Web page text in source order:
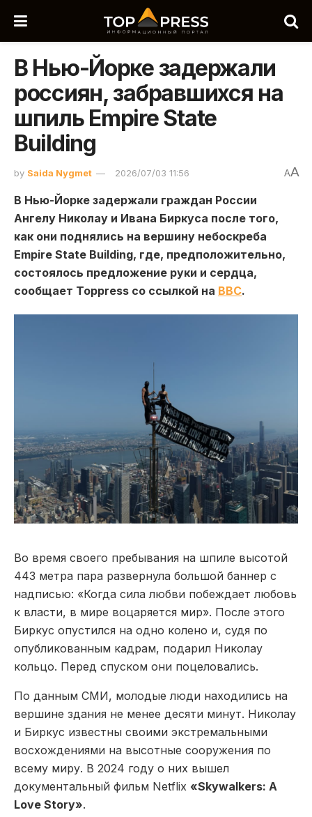
В Нью-Йорке задержали
россиян, забравшихся на
шпиль Empire State
Building
by Saida Nygmet 2026/07/03 11:56 AA
В Нью-Йорке задержали граждан России
Ангелу Николау и Ивана Биркуса после того,
как они поднялись на вершину небоскреба
Empire State Building, где, предположительно,
состоялось предложение руки и сердца,
сообщает Toppress со ссылкой на BBC.
Во время своего пребывания на шпиле высотой
443 метра пара развернула большой баннер с
надписью: «Когда сила любви побеждает любовь
к власти, в мире воцаряется мир». После этого
Биркус опустился на одно колено и, судя по
опубликованным кадрам, подарил Николау
кольцо. Перед спуском они поцеловались.
По данным СМИ, молодые люди находились на
вершине здания не менее десяти минут. Николау
и Биркус известны своими экстремальными
восхождениями на высотные сооружения по
всему миру. В 2024 году о них вышел
документальный фильм Netflix «Skywalkers: A
Love Story».